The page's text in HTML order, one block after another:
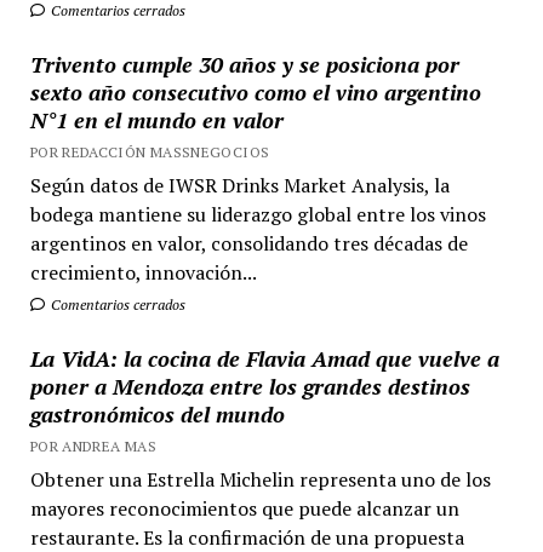
Comentarios cerrados
Trivento cumple 30 años y se posiciona por
sexto año consecutivo como el vino argentino
N°1 en el mundo en valor
POR REDACCIÓN MASSNEGOCIOS
Según datos de IWSR Drinks Market Analysis, la
bodega mantiene su liderazgo global entre los vinos
argentinos en valor, consolidando tres décadas de
crecimiento, innovación...
Comentarios cerrados
La VidA: la cocina de Flavia Amad que vuelve a
poner a Mendoza entre los grandes destinos
gastronómicos del mundo
POR ANDREA MAS
Obtener una Estrella Michelin representa uno de los
mayores reconocimientos que puede alcanzar un
restaurante. Es la confirmación de una propuesta